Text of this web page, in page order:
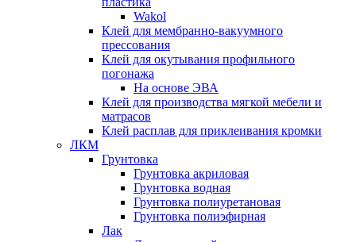
Wakol
Клей для мембранно-вакуумного
прессования
Клей для окутывания профильного
погонажа
На основе ЭВА
Клей для производства мягкой мебели и
матрасов
Клей расплав для приклеивания кромки
ЛКМ
Грунтовка
Грунтовка акриловая
Грунтовка водная
Грунтовка полиуретановая
Грунтовка полиэфирная
Лак